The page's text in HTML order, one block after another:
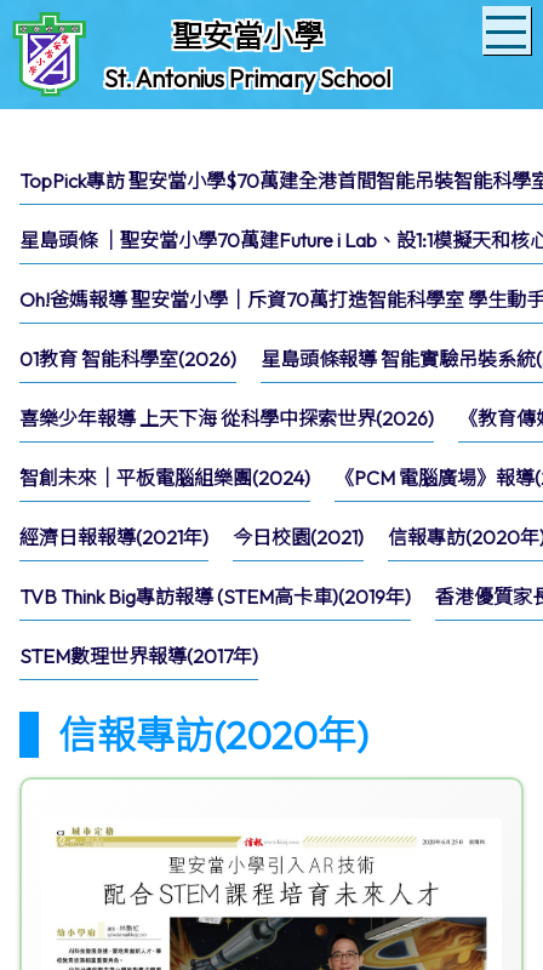
聖安當小學
St. Antonius Primary School
TopPick專訪 聖安當小學$70萬建全港首間智能吊裝智能科學
星島頭條 │聖安當小學70萬建Future i Lab、設1:1模擬天和
Oh!爸媽報導 聖安當小學｜斥資70萬打造智能科學室 學生動
01教育 智能科學室(2026) 星島頭條報導 智能實驗吊裝系
喜樂少年報導 上天下海 從科學中探索世界(2026) 《教育
智創未來｜平板電腦組樂團(2024) 《PCM 電腦廣場》報
經濟日報報導(2021年) 今日校園(2021) 信報專訪(2020年
TVB Think Big專訪報導 (STEM高卡車)(2019年) 香港優質家
STEM數理世界報導(2017年)
信報專訪(2020年)